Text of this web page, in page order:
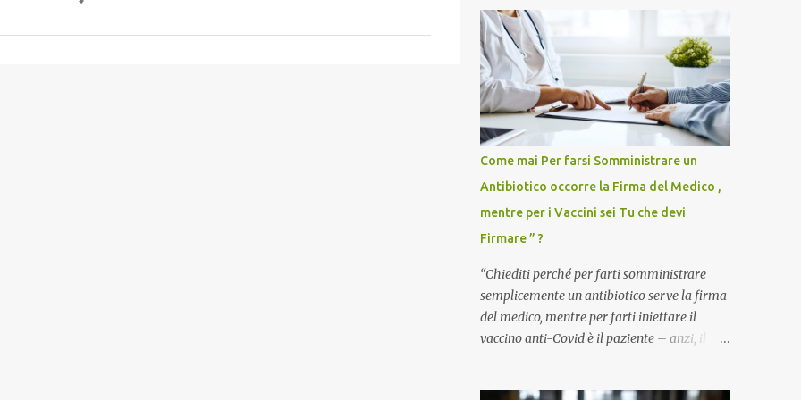
Come mai Per farsi Somministrare un
Antibiotico occorre la Firma del Medico ,
mentre per i Vaccini sei Tu che devi
Firmare ” ?
“Chiediti perché per farti somministrare
semplicemente un antibiotico serve la firma
del medico, mentre per farti iniettare il
vaccino anti-Covid è il paziente – anzi, il